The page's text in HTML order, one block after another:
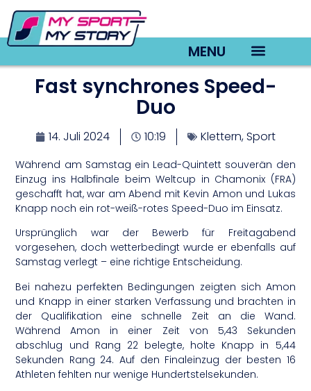
MENU
Fast synchrones Speed-
Duo
14. Juli 2024 10:19 Klettern,Sport
Während am Samstag ein Lead-Quintett souverän den
Einzug ins Halbfinale beim Weltcup in Chamonix (FRA)
geschafft hat, war am Abend mit Kevin Amon und Lukas
Knapp noch ein rot-weiß-rotes Speed-Duo im Einsatz.
Ursprünglich war der Bewerb für Freitagabend
vorgesehen, doch wetterbedingt wurde er ebenfalls auf
Samstag verlegt – eine richtige Entscheidung.
Bei nahezu perfekten Bedingungen zeigten sich Amon
und Knapp in einer starken Verfassung und brachten in
der Qualifikation eine schnelle Zeit an die Wand.
Während Amon in einer Zeit von 5,43 Sekunden
abschlug und Rang 22 belegte, holte Knapp in 5,44
Sekunden Rang 24. Auf den Finaleinzug der besten 16
Athleten fehlten nur wenige Hundertstelsekunden.